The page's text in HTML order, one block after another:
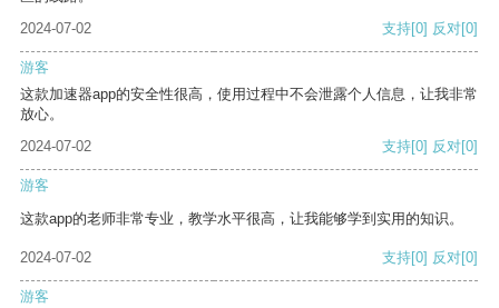
2024-07-02
支持[0] 反对[0]
游客
这款加速器app的安全性很高，使用过程中不会泄露个人信息，让我非常
放心。
2024-07-02
支持[0] 反对[0]
游客
这款app的老师非常专业，教学水平很高，让我能够学到实用的知识。
2024-07-02 支持[0] 反对[0]
游客